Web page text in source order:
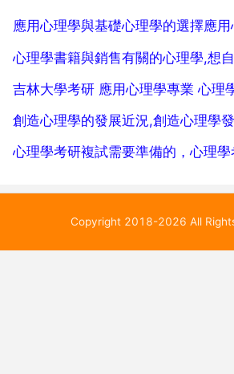
吉林大學考研 應用心理學專業 心理
創造心理學的發展近況,創造心理學
Copyright 2018-2026 All